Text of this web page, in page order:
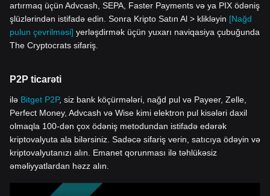
artırmaq üçün Advcash, SEPA, Faster Payments və ya PIX ödəniş
şlüzlərindən istifadə edin. Sonra Kripto Satın Al > klikləyin [Nağd
pulun çevrilməsi] yerləşdirmək üçün yuxarı naviqasiya çubuğunda
The Cryptocrats sifariş.
P2P ticarəti
ilə Bitget P2P, siz bank köçürmələri, nağd pul və Payeer, Zelle,
Perfect Money, Advcash və Wise kimi elektron pul kisələri daxil
olmaqla 100-dən çox ödəniş metodundan istifadə edərək
kriptovalyuta ala bilərsiniz. Sadəcə sifariş verin, satıcıya ödəyin və
kriptovalyutanızı alın. Emanet qorunması ilə təhlükəsiz
əməliyyatlardan həzz alın.